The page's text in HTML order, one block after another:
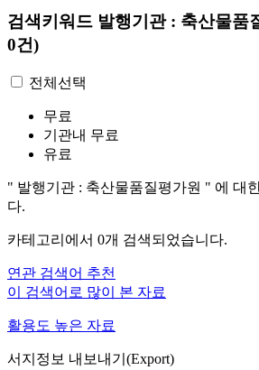
검색키워드 발행기관 : 축산물품
0건)
전체선택
무료
기관내 무료
유료
" 발행기관 : 축산물품질평가원 " 에 대
다.
카테고리에서 0개 검색되었습니다.
연관 검색어 추천
이 검색어로 많이 본 자료
활용도 높은 자료
서지정보 내보내기(Export)